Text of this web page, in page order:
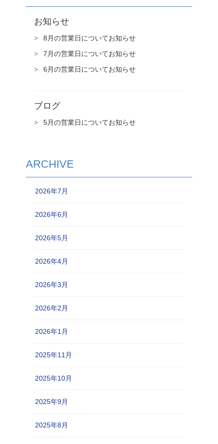
お知らせ
8月の営業日についてお知らせ
7月の営業日についてお知らせ
6月の営業日についてお知らせ
ブログ
5月の営業日についてお知らせ
ARCHIVE
2026年7月
2026年6月
2026年5月
2026年4月
2026年3月
2026年2月
2026年1月
2025年11月
2025年10月
2025年9月
2025年8月